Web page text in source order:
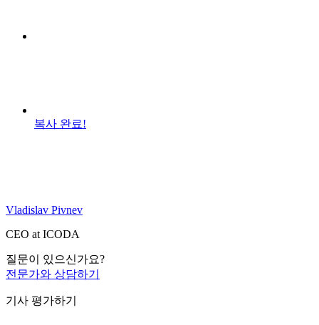
복사 완료!
Vladislav Pivnev
CEO at ICODA
질문이 있으신가요?
전문가와 상담하기
기사 평가하기